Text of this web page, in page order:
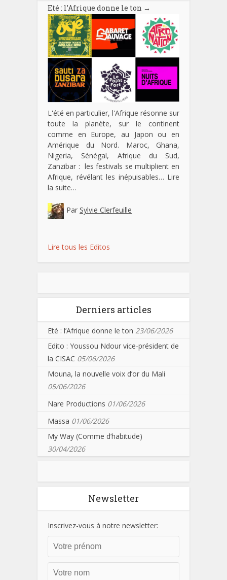
Eté : l’Afrique donne le ton →
L'été en particulier, l'Afrique résonne sur
toute la planète, sur le continent
comme en Europe, au Japon ou en
Amérique du Nord. Maroc, Ghana,
Nigeria, Sénégal, Afrique du Sud,
Zanzibar : les festivals se multiplient en
Afrique, révélant les inépuisables… Lire
la suite…
Par Sylvie Clerfeuille
Lire tous les Editos
Derniers articles
Eté : l’Afrique donne le ton 23/06/2026
Edito : Youssou Ndour vice-président de
la CISAC 05/06/2026
Mouna, la nouvelle voix d’or du Mali
05/06/2026
Nare Productions 01/06/2026
Massa 01/06/2026
My Way (Comme d’habitude)
30/04/2026
Newsletter
Inscrivez-vous à notre newsletter: